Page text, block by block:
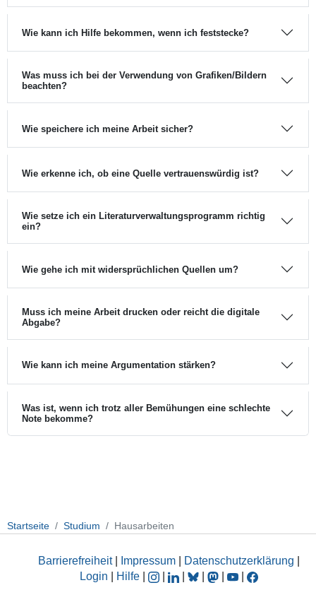
Wie kann ich Hilfe bekommen, wenn ich feststecke?
Was muss ich bei der Verwendung von Grafiken/Bildern
beachten?
Wie speichere ich meine Arbeit sicher?
Wie erkenne ich, ob eine Quelle vertrauenswürdig ist?
Wie setze ich ein Literaturverwaltungsprogramm richtig
ein?
Wie gehe ich mit widersprüchlichen Quellen um?
Muss ich meine Arbeit drucken oder reicht die digitale
Abgabe?
Wie kann ich meine Argumentation stärken?
Was ist, wenn ich trotz aller Bemühungen eine schlechte
Note bekomme?
Startseite Studium Hausarbeiten
Barrierefreiheit| Impressum Datenschutzerklärung
Login
Hilfe